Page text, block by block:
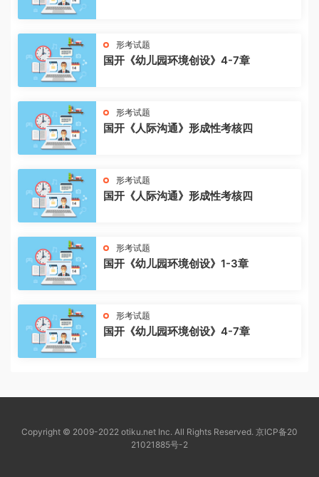
形考试题
国开《幼儿园环境创设》4-7章
形考试题
国开《人际沟通》形成性考核四
形考试题
国开《人际沟通》形成性考核四
形考试题
国开《幼儿园环境创设》1-3章
形考试题
国开《幼儿园环境创设》4-7章
Copyright © 2009-2022 otiku.net Inc. All Rights Reserved. 京ICP备20
21021885号-2